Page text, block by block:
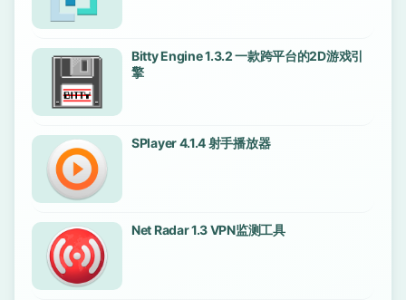
Bitty Engine 1.3.2 一款跨平台的2D游戏引
擎
SPlayer 4.1.4 射手播放器
Net Radar 1.3 VPN监测工具